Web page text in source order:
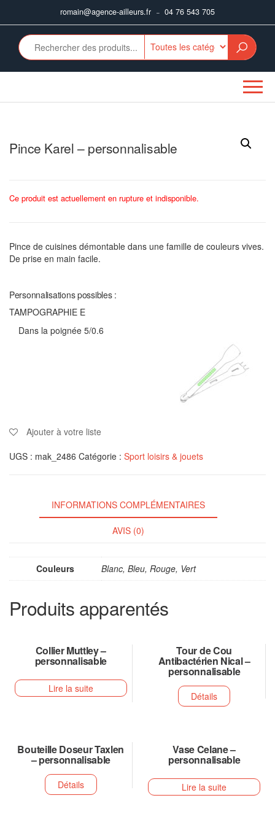
romain@agence-ailleurs.fr – 04 76 543 705
Pince Karel – personnalisable
Ce produit est actuellement en rupture et indisponible.
Pince de cuisines démontable dans une famille de couleurs vives.
De prise en main facile.
Personnalisations possibles :
TAMPOGRAPHIE E
Dans la poignée 5/0.6
Ajouter à votre liste
UGS : mak_2486 Catégorie : Sport loisirs & jouets
INFORMATIONS COMPLÉMENTAIRES
AVIS (0)
Couleurs Blanc, Bleu, Rouge, Vert
Produits apparentés
Collier Muttley –
personnalisable
Lire la suite
Tour de Cou
Antibactérien Nical –
personnalisable
Détails
Bouteille Doseur Taxlen
– personnalisable
Détails
Vase Celane –
personnalisable
Lire la suite